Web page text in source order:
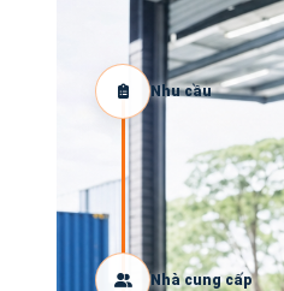
Nhu cầu
Nhà cung cấp